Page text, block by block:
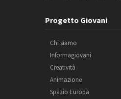
Progetto Giovani
Chi siamo
Informagiovani
Creatività
Animazione
Spazio Europa